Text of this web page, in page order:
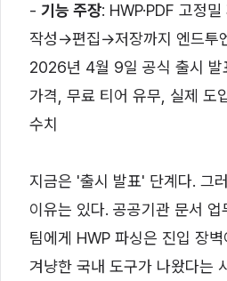
- 기능 주장: HWP·PDF 고정
작성→편집→저장까지 엔드투
2026년 4월 9일 공식 출시 발
가격, 무료 티어 유무, 실제 도
수치
지금은 '출시 발표' 단계다. 그
이유는 있다. 공공기관 문서
팀에게 HWP 파싱은 진입 장
겨냥한 국내 도구가 나왔다는